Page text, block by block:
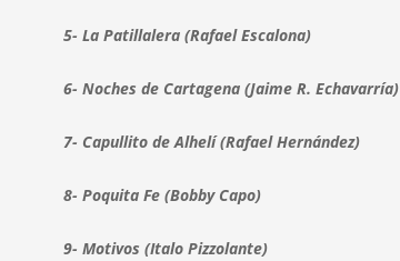
5- La Patillalera (Rafael Escalona)
6- Noches de Cartagena (Jaime R. Echavarría)
7- Capullito de Alhelí (Rafael Hernández)
8- Poquita Fe (Bobby Capo)
9- Motivos (Italo Pizzolante)